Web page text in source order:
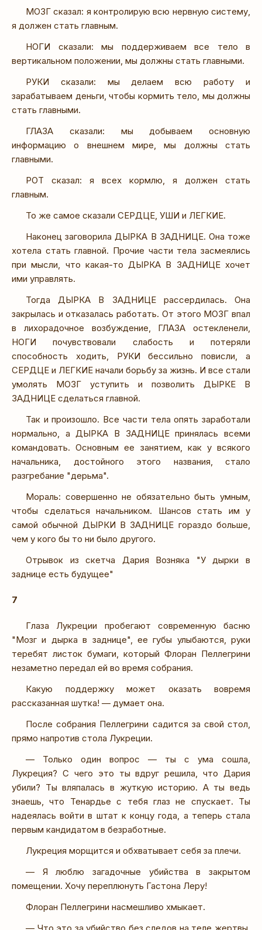
МОЗГ сказал: я контролирую всю нервную систему,
я должен стать главным.
НОГИ сказали: мы поддерживаем все тело в
вертикальном положении, мы должны стать главными.
РУКИ сказали: мы делаем всю работу и
зарабатываем деньги, чтобы кормить тело, мы должны
стать главными.
ГЛАЗА сказали: мы добываем основную
информацию о внешнем мире, мы должны стать
главными.
РОТ сказал: я всех кормлю, я должен стать
главным.
То же самое сказали СЕРДЦЕ, УШИ и ЛЕГКИЕ.
Наконец заговорила ДЫРКА В ЗАДНИЦЕ. Она тоже
хотела стать главной. Прочие части тела засмеялись
при мысли, что какая-то ДЫРКА В ЗАДНИЦЕ хочет
ими управлять.
Тогда ДЫРКА В ЗАДНИЦЕ рассердилась. Она
закрылась и отказалась работать. От этого МОЗГ впал
в лихорадочное возбуждение, ГЛАЗА остекленели,
НОГИ почувствовали слабость и потеряли
способность ходить, РУКИ бессильно повисли, а
СЕРДЦЕ и ЛЕГКИЕ начали борьбу за жизнь. И все стали
умолять МОЗГ уступить и позволить ДЫРКЕ В
ЗАДНИЦЕ сделаться главной.
Так и произошло. Все части тела опять заработали
нормально, а ДЫРКА В ЗАДНИЦЕ принялась всеми
командовать. Основным ее занятием, как у всякого
начальника, достойного этого названия, стало
разгребание "дерьма".
Мораль: совершенно не обязательно быть умным,
чтобы сделаться начальником. Шансов стать им у
самой обычной ДЫРКИ В ЗАДНИЦЕ гораздо больше,
чем у кого бы то ни было другого.
Отрывок из скетча Дария Возняка "У дырки в
заднице есть будущее"
7
Глаза Лукреции пробегают современную басню
"Мозг и дырка в заднице", ее губы улыбаются, руки
теребят листок бумаги, который Флоран Пеллегрини
незаметно передал ей во время собрания.
Какую поддержку может оказать вовремя
рассказанная шутка! — думает она.
После собрания Пеллегрини садится за свой стол,
прямо напротив стола Лукреции.
— Только один вопрос — ты с ума сошла,
Лукреция? С чего это ты вдруг решила, что Дария
убили? Ты вляпалась в жуткую историю. А ты ведь
знаешь, что Тенардье с тебя глаз не спускает. Ты
надеялась войти в штат к концу года, а теперь стала
первым кандидатом в безработные.
Лукреция морщится и обхватывает себя за плечи.
— Я люблю загадочные убийства в закрытом
помещении. Хочу переплюнуть Гастона Леру!
Флоран Пеллегрини насмешливо хмыкает.